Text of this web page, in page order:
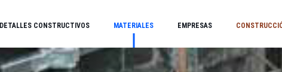
DETALLES CONSTRUCTIVOS MATERIALES EMPRESAS